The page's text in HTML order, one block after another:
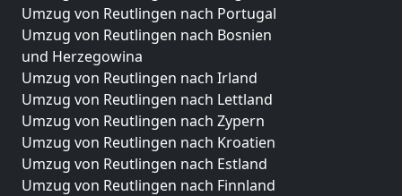
Umzug von Reutlingen nach Portugal
Umzug von Reutlingen nach Bosnien
und Herzegowina
Umzug von Reutlingen nach Irland
Umzug von Reutlingen nach Lettland
Umzug von Reutlingen nach Zypern
Umzug von Reutlingen nach Kroatien
Umzug von Reutlingen nach Estland
Umzug von Reutlingen nach Finnland